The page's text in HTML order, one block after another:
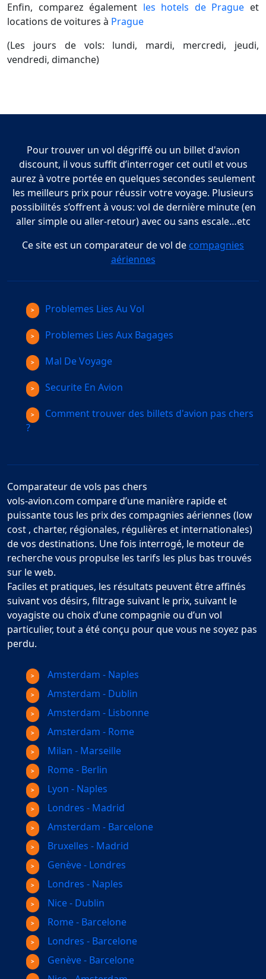
Enfin, comparez également les hotels de Prague et
locations de voitures à Prague
(Les jours de vols: lundi, mardi, mercredi, jeudi,
vendredi, dimanche)
Pour trouver un vol dégriffé ou un billet d'avion
discount, il vous suffit d’interroger cet outil et vous
aurez à votre portée en quelques secondes seulement
les meilleurs prix pour réussir votre voyage. Plusieurs
possibilités s’offrent à vous: vol de dernière minute (en
aller simple ou aller-retour) avec ou sans escale…etc
Ce site est un comparateur de vol de compagnies
aériennes
Problemes Lies Au Vol
Problemes Lies Aux Bagages
Mal De Voyage
Securite En Avion
Comment trouver des billets d'avion pas chers
?
Comparateur de vols pas chers
vols-avion.com compare d’une manière rapide et
puissante tous les prix des compagnies aériennes (low
cost , charter, régionales, régulières et internationales)
de vos destinations. Une fois interrogé, le moteur de
recherche vous propulse les tarifs les plus bas trouvés
sur le web.
Faciles et pratiques, les résultats peuvent être affinés
suivant vos désirs, filtrage suivant le prix, suivant le
voyagiste ou choix d’une compagnie ou d’un vol
particulier, tout a été conçu pour que vous ne soyez pas
perdu.
Amsterdam - Naples
Amsterdam - Dublin
Amsterdam - Lisbonne
Amsterdam - Rome
Milan - Marseille
Rome - Berlin
Lyon - Naples
Londres - Madrid
Amsterdam - Barcelone
Bruxelles - Madrid
Genève - Londres
Londres - Naples
Nice - Dublin
Rome - Barcelone
Londres - Barcelone
Genève - Barcelone